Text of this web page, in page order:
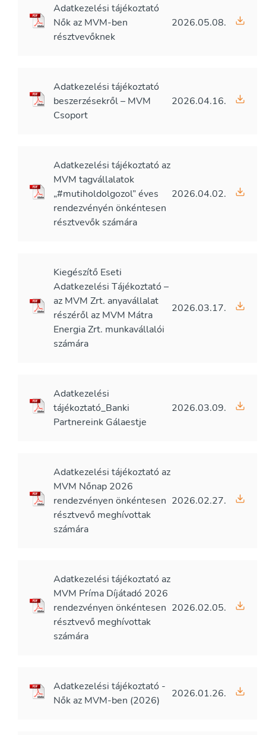
Adatkezelési tájékoztató
Nők az MVM-ben
résztvevőknek
2026.05.08.
Adatkezelési tájékoztató
beszerzésekről – MVM
Csoport
2026.04.16.
Adatkezelési tájékoztató az
MVM tagvállalatok
„#mutiholdolgozol” éves
rendezvényén önkéntesen
résztvevők számára
2026.04.02.
Kiegészítő Eseti
Adatkezelési Tájékoztató –
az MVM Zrt. anyavállalat
részéről az MVM Mátra
Energia Zrt. munkavállalói
számára
2026.03.17.
Adatkezelési
tájékoztató_Banki
Partnereink Gálaestje
2026.03.09.
Adatkezelési tájékoztató az
MVM Nőnap 2026
rendezvényen önkéntesen
résztvevő meghívottak
számára
2026.02.27.
Adatkezelési tájékoztató az
MVM Príma Díjátadó 2026
rendezvényen önkéntesen
résztvevő meghívottak
számára
2026.02.05.
Adatkezelési tájékoztató -
Nők az MVM-ben (2026)
2026.01.26.